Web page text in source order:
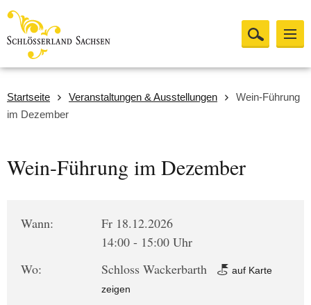
Startseite Veranstaltungen & Ausstellungen
Wein-Führung
im Dezember
Wein-Führung im Dezember
Wann:
Fr 18.12.2026
14:00 - 15:00 Uhr
Wo:
Schloss Wackerbarth
auf Karte
zeigen